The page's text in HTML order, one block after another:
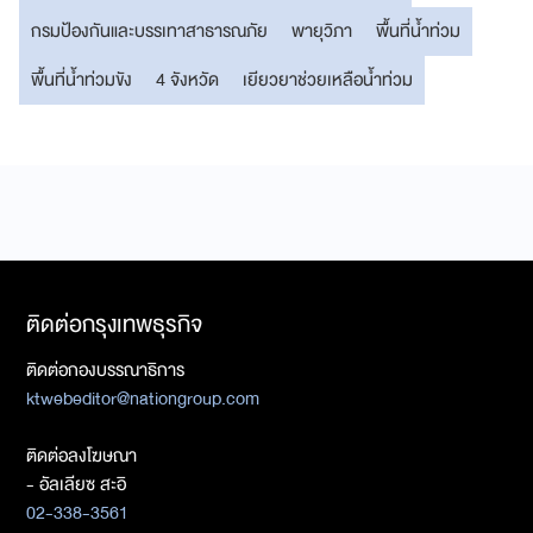
กรมป้องกันและบรรเทาสาธารณภัย พายุวิภา
พื้นที่น้ำท่วม
พื้นที่น้ำท่วมขัง
4 จังหวัด เยียวยาช่วยเหลือน้ำท่วม
ติดต่อกรุงเทพธุรกิจ
ติดต่อกองบรรณาธิการ
ktwebeditor@nationgroup.com
ติดต่อลงโฆษณา
- อัลเลียซ สะอิ
02-338-3561